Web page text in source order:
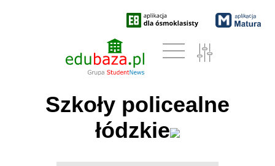
Szkoły policealne
łódzkie